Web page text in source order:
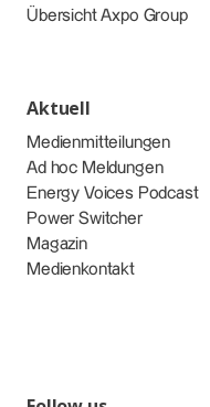
Übersicht Axpo Group
Aktuell
Medienmitteilungen
Ad hoc Meldungen
Energy Voices Podcast
Power Switcher
Magazin
Medienkontakt